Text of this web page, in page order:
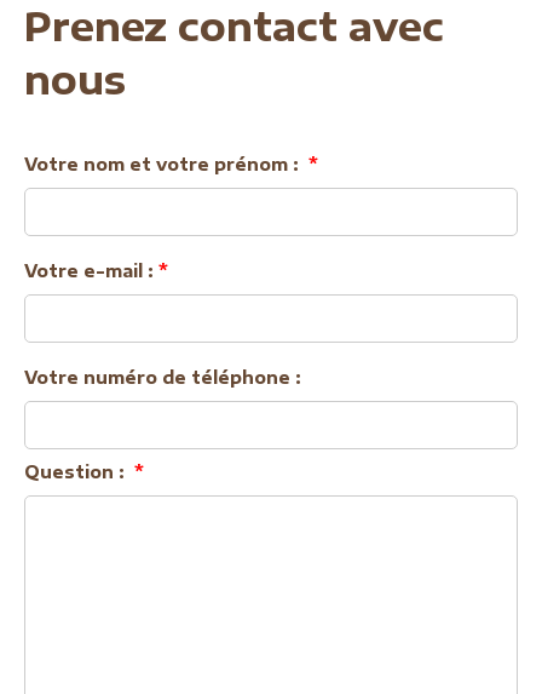
Prenez contact avec
nous
Votre nom et votre prénom : *
Votre e-mail : *
Votre numéro de téléphone :
Question : *